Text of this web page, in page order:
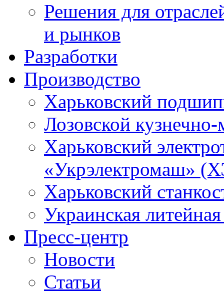
Решения для
и рынков
Разработки
Производство
Харьковский
Лозовской
Харьковский
«Укрэлектромаш»
Харьковский
Украинская
Пресс-центр
Новости
Статьи